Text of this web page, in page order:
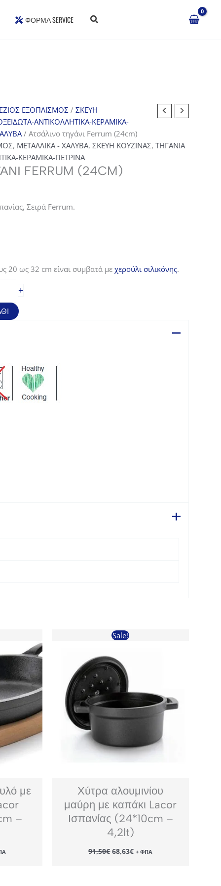
ΦΌΡΜΑ SERVICE
ΕΞΟΠΛΙΣΜΟΣ/ ΣΚΕΥΗ
ΑΝΤΙΚΟΛΛΗΤΙΚΑ-ΚΕΡΑΜΙΚΑ-
/ Ατσάλινο τηγάνι Ferrum (24cm)
, ΜΕΤΑΛΛΙΚΑ - ΧΑΛΥΒΑ, ΣΚΕΥΗ ΚΟΥΖΙΝΑΣ, ΤΗΓΑΝΙΑ
ΚΕΡΑΜΙΚΑ-ΠΕΤΡΙΝΑ
FERRUM (24CM)
Σειρά Ferrum.
20 ως 32 cm είναι συμβατά με χερούλι σιλικόνης.
+
με
–
Sale!
Χύτρα αλουμινίου
μαύρη με καπάκι Lacor
Ισπανίας (24*10cm –
4,2lt)
91,50€ Original
price
68,63€Η
τρέχουσα
+ ΦΠΑ